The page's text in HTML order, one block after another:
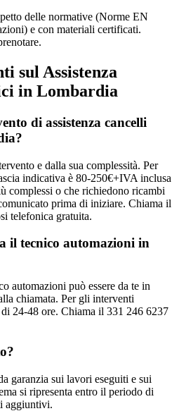
delle normative (Norme EN
e con materiali certificati.
sul Assistenza
in Lombardia
di assistenza cancelli
e dalla sua complessità. Per
indicativa è 80-250€+IVA inclusa
complessi o che richiedono ricambi
prima di iniziare. Chiama il
telefonica gratuita.
il tecnico automazioni in
automazioni può essere da te in
chiamata. Per gli interventi
24-48 ore. Chiama il 331 246 6237
garanzia sui lavori eseguiti e sui
si ripresenta entro il periodo di
aggiuntivi.